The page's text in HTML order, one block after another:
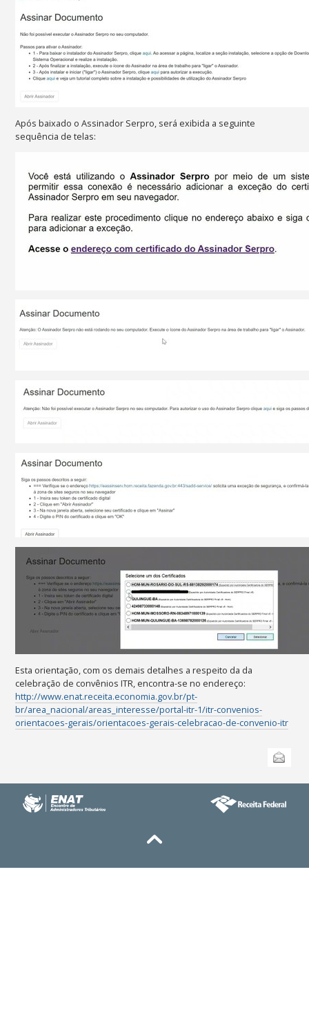
Após baixado o Assinador Serpro, será exibida a seguinte
sequência de telas:
Esta orientação, com os demais detalhes a respeito da da
celebração de convênios ITR, encontra-se no endereço:
http://www.enat.receita.economia.gov.br/pt-
br/area_nacional/areas_interesse/portal-itr-1/itr-convenios-
orientacoes-gerais/orientacoes-gerais-celebracao-de-convenio-itr